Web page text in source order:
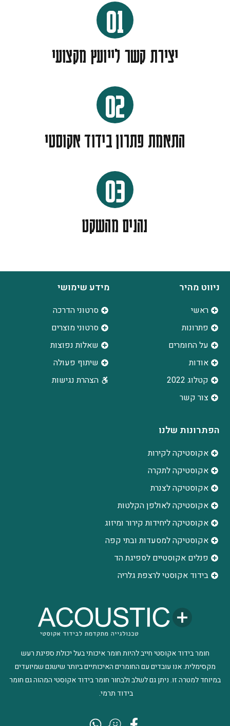
01
יצירת קשר לייועץ מקצועי
02
התאמת פתרון בידוד אקוסטי
03
נהנים מהשקט
חומר בידוד אקוסטי חייב להיות חומר איכותי בעל יכולת ספיגת רעש
מקסימלית. אנו עובדים עם החומרים האיכותיים ביותר שישנם שמיועדים
במיוחד למטרה זו. ניתן גם לשלב ולבחור חומר בידוד אקוסטי המהוה גם חומר
בידוד תרמי.
ניווט מהיר
ראשי
פתרונות
על החומרים
אודות
קטלוג 2022
צור קשר
מידע שימושי
סרטוני הדרכה
סרטוני מוצרים
שאלות נפוצות
שיתוף פעולה
הצהרת נגישות
הפתרונות שלנו
אקוסטיקה לקירות
אקוסטיקה לתקרה
אקוסטיקה לצנרת
אקוסטיקה לאולפן הקלטות
‫אקוסטיקה ליחידות קירור ומיזוג
אקוסטיקה למסעדות ובתי קפה
פנלים אקוסטיים לספיגת הד
בידוד אקוסטי לרצפת גלריה